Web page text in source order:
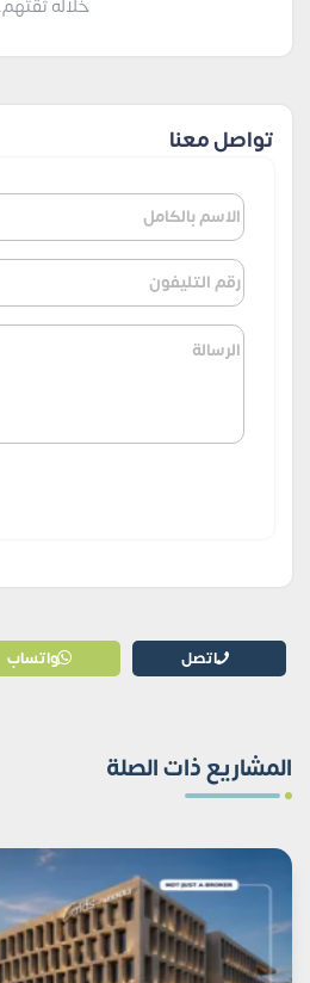
خلاله ثقتهم.
تواصل معنا
اتصل واتساب
المشاريع ذات الصلة